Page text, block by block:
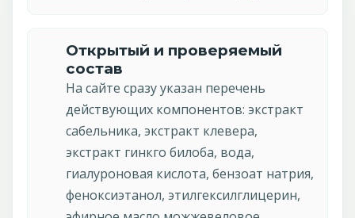
Открытый и проверяемый
состав
На сайте сразу указан перечень
действующих компонентов: экстракт
сабельника, экстракт клевера,
экстракт гинкго билоба, вода,
гиалуроновая кислота, бензоат натрия,
феноксиэтанол, этилгексилглицерин,